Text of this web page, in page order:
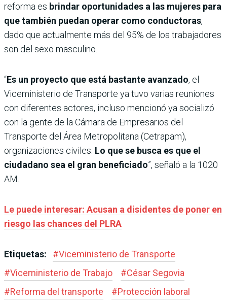
reforma es brindar oportunidades a las mujeres para
que también puedan operar como conductoras,
dado que actualmente más del 95% de los trabajadores
son del sexo masculino.
“Es un proyecto que está bastante avanzado, el
Viceministerio de Transporte ya tuvo varias reuniones
con diferentes actores, incluso mencionó ya socializó
con la gente de la Cámara de Empresarios del
Transporte del Área Metropolitana (Cetrapam),
organizaciones civiles. Lo que se busca es que el
ciudadano sea el gran beneficiado”, señaló a la 1020
AM.
Le puede interesar: Acusan a disidentes de poner en
riesgo las chances del PLRA
Etiquetas: #Viceministerio de Transporte
#Viceministerio de Trabajo #César Segovia
#Reforma del transporte #Protección laboral